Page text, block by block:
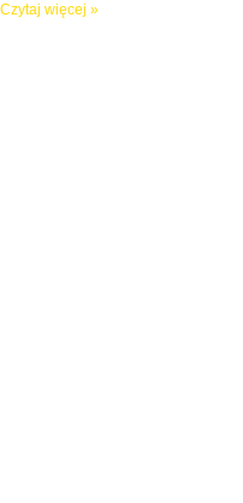
Czytaj więcej »